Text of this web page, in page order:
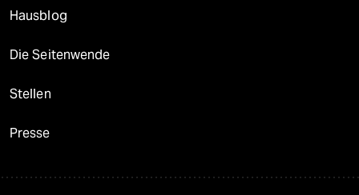
Hausblog
Die Seitenwende
Stellen
Presse